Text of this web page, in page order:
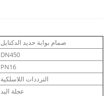
صمام بوابة حديد الدكتايل
DN450
PN16
الترددات اللاسلكية
عجلة اليد